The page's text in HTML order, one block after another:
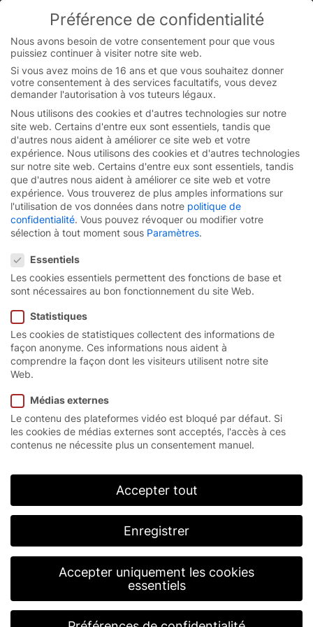
You are currently on the French-Belgian website.
Switch to the English version.
Skip
content
Turbo-porte rapide à
enroulement
La porte à ouverture
verticale la plus rapide.
La turbo-porte rapide à enroulement EFA-STR®
grâce à sa technologie à spirale, ce qui fait d’elle
notre porte industrielle la plus rapide. Avec l’EFA-
STR®, vos activités logistiques gagneront en vitesse
en forme de spirale et du tablier souple garantit une
fluidité optimale du trafic.
Préférence de confidentialité
Nous avons besoin de votre consentement pour que vous
puissiez continuer à visiter notre site web.
Si vous avez moins de 16 ans et que vous souhaitez donner
votre consentement à des services facultatifs, vous devez
demander l'autorisation à vos tuteurs légaux.
Nous utilisons des cookies et d'autres technologies sur notre
site web. Certains d'entre eux sont essentiels, tandis que
d'autres nous aident à améliorer ce site web et votre
expérience. Nous utilisons des cookies et d'autres technologies
sur notre site web. Certains d'entre eux sont essentiels, tandis
que d'autres nous aident à améliorer ce site web et votre
expérience. Vous trouverez de plus amples informations sur
l'utilisation de vos données dans notre politique de
confidentialité. Vous pouvez révoquer ou modifier votre
sélection à tout moment sous Paramètres.
Essentiels
Les cookies essentiels permettent des fonctions de base et
sont nécessaires au bon fonctionnement du site Web.
Statistiques
Les cookies de statistiques collectent des informations de
façon anonyme. Ces informations nous aident à
comprendre la façon dont les visiteurs utilisent notre site
Web.
Médias externes
Le contenu des plateformes vidéo est bloqué par défaut. Si
les cookies de médias externes sont acceptés, l'accès à ces
contenus ne nécessite plus un consentement manuel.
Accepter tout
Enregistrer
Accepter uniquement les cookies
essentiels